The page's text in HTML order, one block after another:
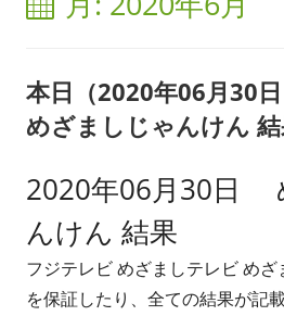
本日（2020年06月30
めざましじゃんけん
2020年06月30日
んけん 結果
フジテレビ めざましテレビ め
を保証したり、全ての結果が記